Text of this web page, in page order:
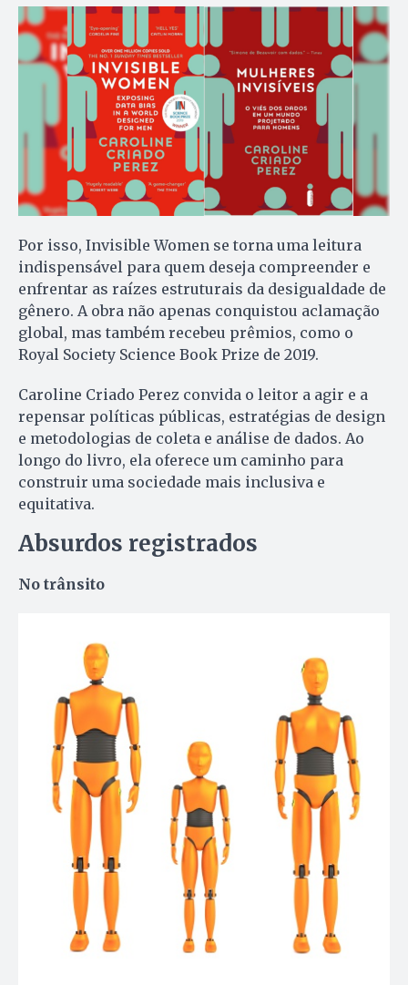
Por isso, Invisible Women se torna uma leitura
indispensável para quem deseja compreender e
enfrentar as raízes estruturais da desigualdade de
gênero. A obra não apenas conquistou aclamação
global, mas também recebeu prêmios, como o
Royal Society Science Book Prize de 2019.
Caroline Criado Perez convida o leitor a agir e a
repensar políticas públicas, estratégias de design
e metodologias de coleta e análise de dados. Ao
longo do livro, ela oferece um caminho para
construir uma sociedade mais inclusiva e
equitativa.
Absurdos registrados
No trânsito